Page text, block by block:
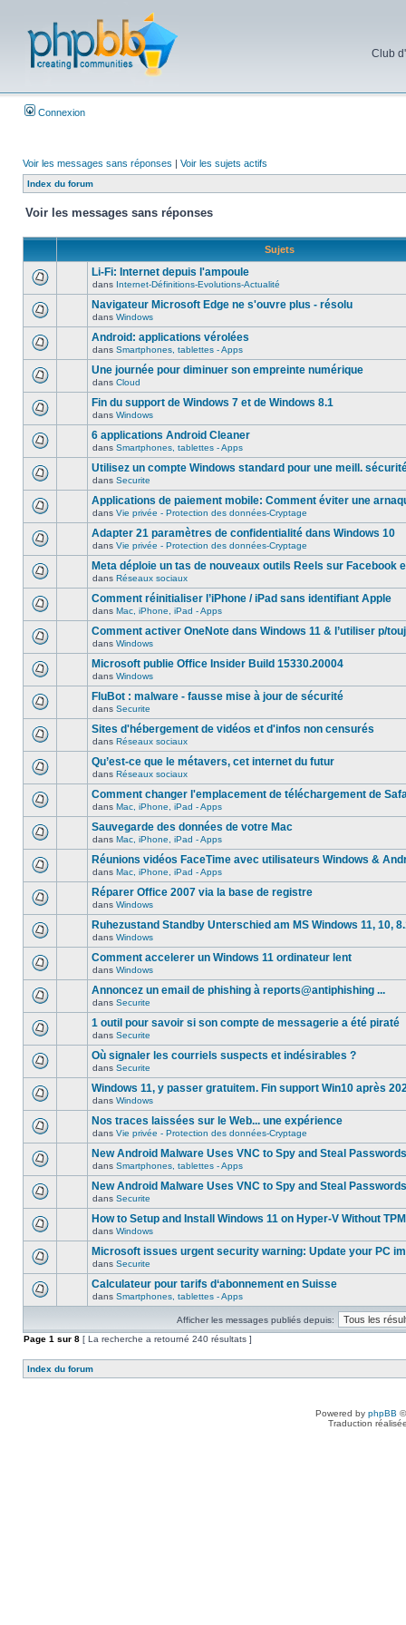
Club
Connexion
Voir les messages sans réponses | Voir les sujets actifs
Index du forum
Voir les messages sans réponses
Sujets
Li-Fi: Internet depuis l'ampoule
dans Internet-Définitions-Evolutions-Actualité
Navigateur Microsoft Edge ne s'ouvre plus - résolu
dans Windows
Android: applications vérolées
dans Smartphones, tablettes - Apps
Une journée pour diminuer son empreinte numérique
dans Cloud
Fin du support de Windows 7 et de Windows 8.1
dans Windows
6 applications Android Cleaner
dans Smartphones, tablettes - Apps
Utilisez un compte Windows standard pour une meill.
dans Securite
Applications de paiement mobile: Comment éviter une
dans Vie privée - Protection des données-Cryptage
Adapter 21 paramètres de confidentialité dans Windows 10
dans Vie privée - Protection des données-Cryptage
Meta déploie un tas de nouveaux outils Reels sur Facebook
dans Réseaux sociaux
Comment réinitialiser l’iPhone / iPad sans identifiant Apple
dans Mac, iPhone, iPad - Apps
Comment activer OneNote dans Windows 11 & l’utiliser p/touj
dans Windows
Microsoft publie Office Insider Build 15330.20004
dans Windows
FluBot : malware - fausse mise à jour de sécurité
dans Securite
Sites d'hébergement de vidéos et d'infos non censurés
dans Réseaux sociaux
Qu’est-ce que le métavers, cet internet du futur
dans Réseaux sociaux
Comment changer l'emplacement de téléchargement de
dans Mac, iPhone, iPad - Apps
Sauvegarde des données de votre Mac
dans Mac, iPhone, iPad - Apps
Réunions vidéos FaceTime avec utilisateurs Windows &
dans Mac, iPhone, iPad - Apps
Réparer Office 2007 via la base de registre
dans Windows
Ruhezustand Standby Unterschied am MS Windows 11, 10,
dans Windows
Comment accelerer un Windows 11 ordinateur lent
dans Windows
Annoncez un email de phishing à reports@antiphishing ...
dans Securite
1 outil pour savoir si son compte de messagerie a été piraté
dans Securite
Où signaler les courriels suspects et indésirables ?
dans Securite
Windows 11, y passer gratuitem. Fin support Win10 après
dans Windows
Nos traces laissées sur le Web... une expérience
dans Vie privée - Protection des données-Cryptage
New Android Malware Uses VNC to Spy and Steal Passwords
dans Smartphones, tablettes - Apps
New Android Malware Uses VNC to Spy and Steal Passwords
dans Securite
How to Setup and Install Windows 11 on Hyper-V Without TPM
dans Windows
Microsoft issues urgent security warning: Update your PC
dans Securite
Calculateur pour tarifs d‘abonnement en Suisse
dans Smartphones, tablettes - Apps
Afficher les messages publiés depuis:
Page 1 sur 8 [ La recherche a retourné 240 résultats ]
Index du forum
Powered by phpBB
Traduction